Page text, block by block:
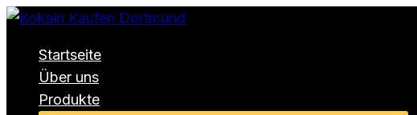
Zum
springen
Startseite
Über uns
Produkte